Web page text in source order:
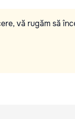
vă rugăm să